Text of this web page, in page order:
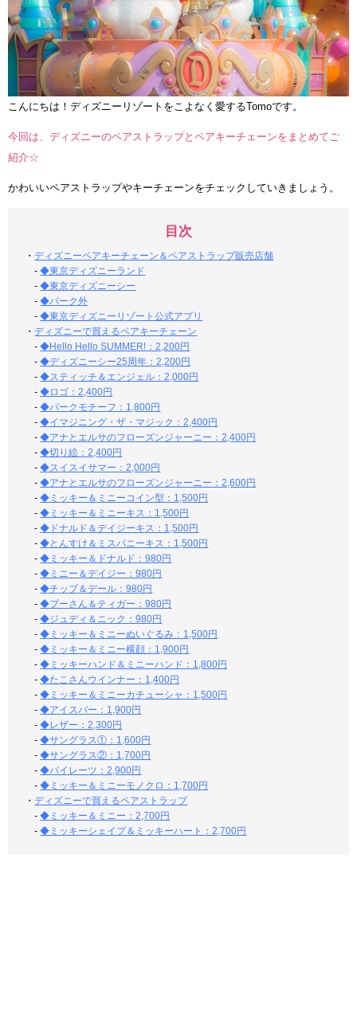
こんにちは！ディズニーリゾートをこよなく愛するTomoです。
今回は、ディズニーのペアストラップとペアキーチェーンをまとめてご
紹介☆
かわいいペアストラップやキーチェーンをチェックしていきましょう。
目次
・ディズニーペアキーチェーン＆ペアストラップ販売店舗
-◆東京ディズニーランド
-◆東京ディズニーシー
-◆パーク外
-◆東京ディズニーリゾート公式アプリ
・ディズニーで買えるペアキーチェーン
-◆Hello Hello SUMMER!：2,200円
-◆ディズニーシー25周年：2,200円
-◆スティッチ＆エンジェル：2,000円
-◆ロゴ：2,400円
-◆パークモチーフ：1,800円
-◆イマジニング・ザ・マジック：2,400円
-◆アナとエルサのフローズンジャーニー：2,400円
-◆切り絵：2,400円
-◆スイスイサマー：2,000円
-◆アナとエルサのフローズンジャーニー：2,600円
-◆ミッキー＆ミニーコイン型：1,500円
-◆ミッキー＆ミニーキス：1,500円
-◆ドナルド＆デイジーキス：1,500円
-◆とんすけ＆ミスバニーキス：1,500円
-◆ミッキー＆ドナルド：980円
-◆ミニー＆デイジー：980円
-◆チップ＆デール：980円
-◆プーさん＆ティガー：980円
-◆ジュディ＆ニック：980円
-◆ミッキー＆ミニーぬいぐるみ：1,500円
-◆ミッキー＆ミニー横顔：1,900円
-◆ミッキーハンド＆ミニーハンド：1,800円
-◆たこさんウインナー：1,400円
-◆ミッキー＆ミニーカチューシャ：1,500円
-◆アイスバー：1,900円
-◆レザー：2,300円
-◆サングラス①：1,600円
-◆サングラス②：1,700円
-◆パイレーツ：2,900円
-◆ミッキー＆ミニーモノクロ：1,700円
・ディズニーで買えるペアストラップ
-◆ミッキー＆ミニー：2,700円
-◆ミッキーシェイプ＆ミッキーハート：2,700円